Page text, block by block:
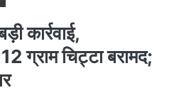
कार्रवाई,
ग्राम चिट्टा बरामद;